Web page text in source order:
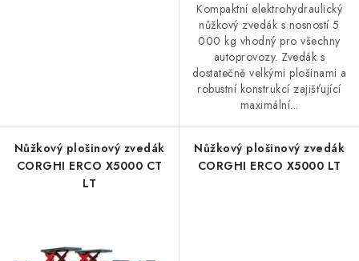
Kompaktní elektrohydraulický
nůžkový zvedák s nosností 5
000 kg vhodný pro všechny
autoprovozy. Zvedák s
dostatečně velkými plošinami a
robustní konstrukcí zajišťující
maximální...
Nůžkový plošinový zvedák
CORGHI ERCO X5000 CT
LT
Nůžkový plošinový zvedák
CORGHI ERCO X5000 LT